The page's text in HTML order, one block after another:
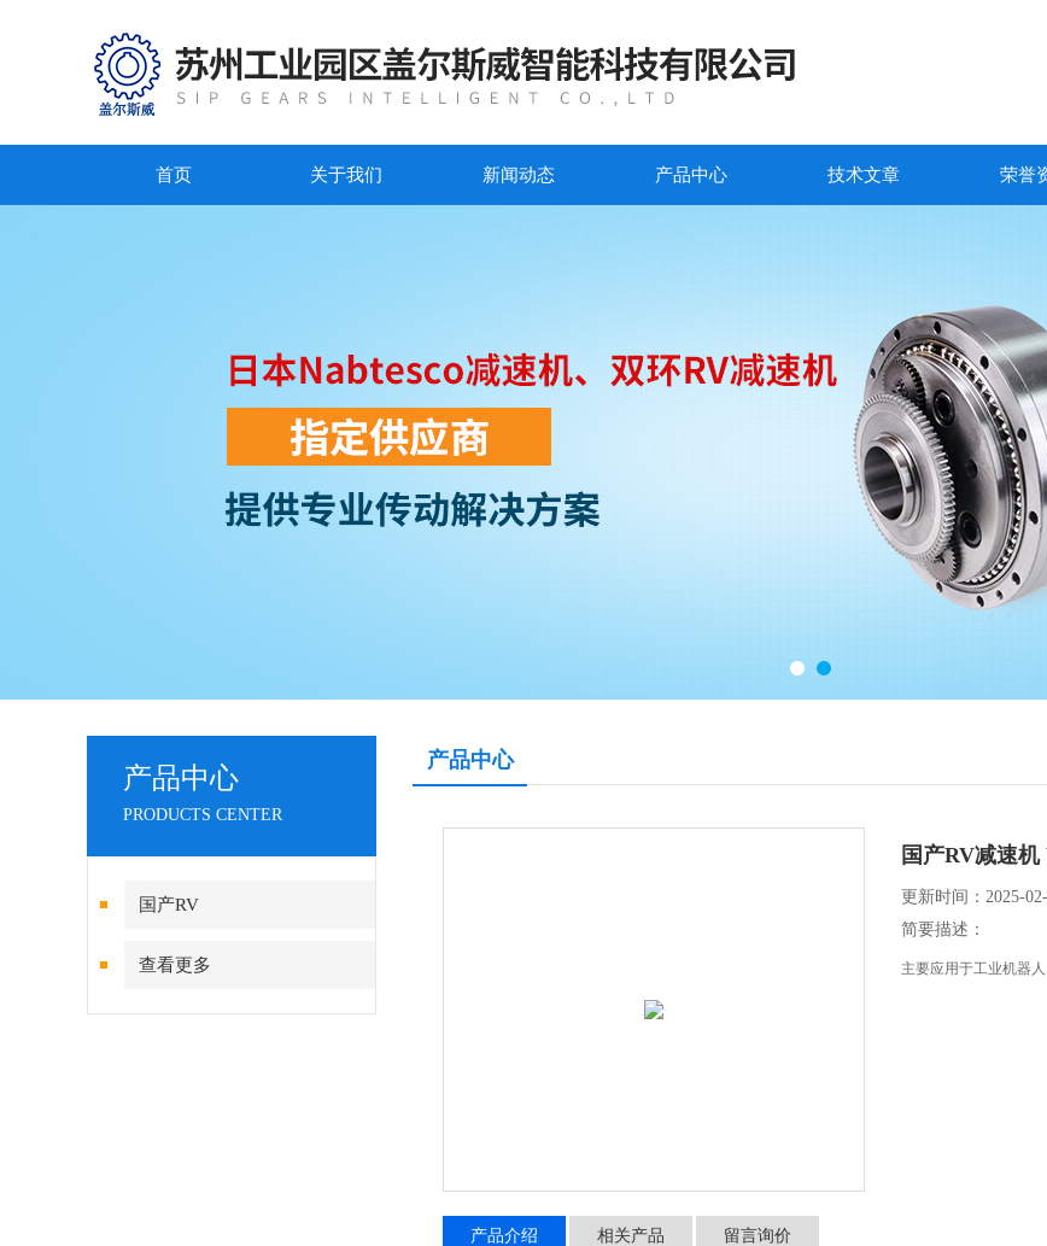
首页 关于我们 新闻动态 产品中心 技术文章 荣誉
产品中心
PRODUCTS CENTER
国产RV
查看更多
产品中心
国产RV减速机
更新时间：2025-
简要描述：
主要应用于工业机器
产品介绍 相关产品 留言询价